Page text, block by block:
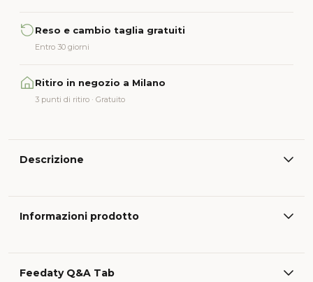
Reso e cambio taglia gratuiti
Entro 30 giorni
Ritiro in negozio a Milano
3 punti di ritiro · Gratuito
Descrizione
Informazioni prodotto
Feedaty Q&A Tab